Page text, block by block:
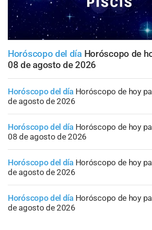
Horóscopo del día Horóscopo de
08 de agosto de 2026
Horóscopo del día Horóscopo de hoy
de agosto de 2026
Horóscopo del día Horóscopo de hoy
08 de agosto de 2026
Horóscopo del día Horóscopo de hoy
de agosto de 2026
Horóscopo del día Horóscopo de hoy
de agosto de 2026